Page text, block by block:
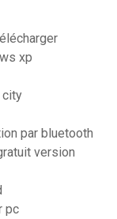
xp
city
par bluetooth
version
pc